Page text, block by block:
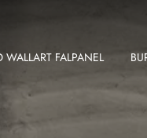
WALLART FALPANEL